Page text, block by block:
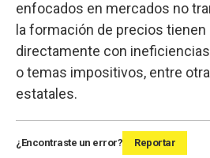
enfocados en mercados no
la formación de precios
directamente con
o temas impositivos, entre
estatales.
¿Encontraste un error? Reportar